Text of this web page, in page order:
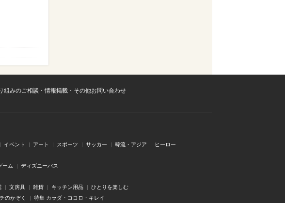
組みのご相談・情報掲載・その他お問い合わせ
イベント アート スポーツ サッカー 韓流・アジア ヒーロー
ーム ディズニーパス
文房具 雑貨 キッチン用品 ひとりを楽しむ
のかぞく 特集 カラダ・ココロ・キレイ